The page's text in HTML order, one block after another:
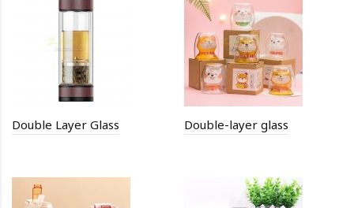
Double Layer Glass Double-layer glass